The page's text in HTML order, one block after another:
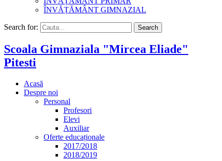
ÎNVĂȚĂMÂNT GIMNAZIAL
Search for: Search
Scoala Gimnaziala "Mircea Eliade"
Pitesti
Acasă
Despre noi
Personal
Profesori
Elevi
Auxiliar
Oferte educaționale
2017/2018
2018/2019